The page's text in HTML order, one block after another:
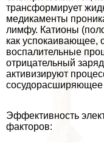
трaнcформирует
медикаменты
лимфу. Катионы
как
воспалительные
отрицательный
активизируют
сосудорасширяющее
Эффективность
факторов: